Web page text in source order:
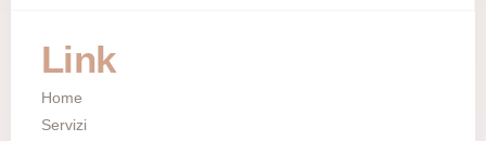
Link
Home
Servizi